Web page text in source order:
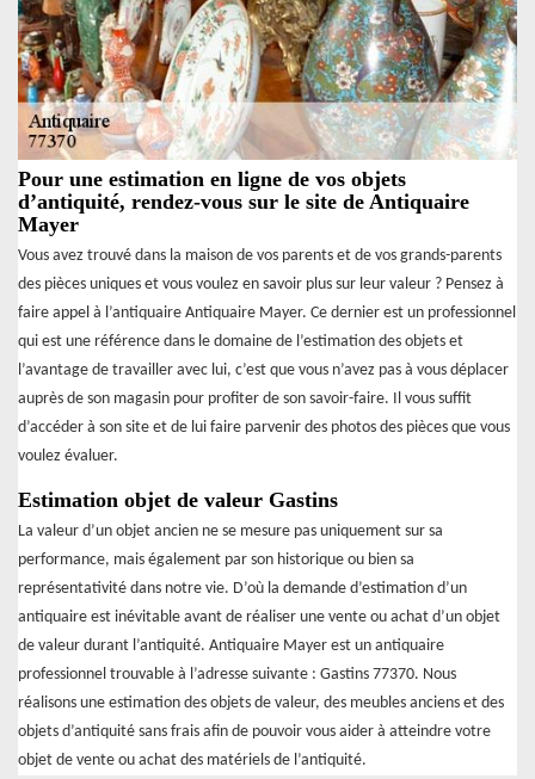
Pour une estimation en ligne de vos objets
d’antiquité, rendez-vous sur le site de Antiquaire
Mayer
Vous avez trouvé dans la maison de vos parents et de vos grands-parents
des pièces uniques et vous voulez en savoir plus sur leur valeur ? Pensez à
faire appel à l’antiquaire Antiquaire Mayer. Ce dernier est un professionnel
qui est une référence dans le domaine de l’estimation des objets et
l’avantage de travailler avec lui, c’est que vous n’avez pas à vous déplacer
auprès de son magasin pour profiter de son savoir-faire. Il vous suffit
d’accéder à son site et de lui faire parvenir des photos des pièces que vous
voulez évaluer.
Estimation objet de valeur Gastins
La valeur d’un objet ancien ne se mesure pas uniquement sur sa
performance, mais également par son historique ou bien sa
représentativité dans notre vie. D’où la demande d’estimation d’un
antiquaire est inévitable avant de réaliser une vente ou achat d’un objet
de valeur durant l’antiquité. Antiquaire Mayer est un antiquaire
professionnel trouvable à l’adresse suivante : Gastins 77370. Nous
réalisons une estimation des objets de valeur, des meubles anciens et des
objets d’antiquité sans frais afin de pouvoir vous aider à atteindre votre
objet de vente ou achat des matériels de l’antiquité.